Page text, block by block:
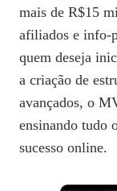
mais de R$15
afiliados e info-
quem deseja
a criação de
avançados, o
ensinando tudo
sucesso online.